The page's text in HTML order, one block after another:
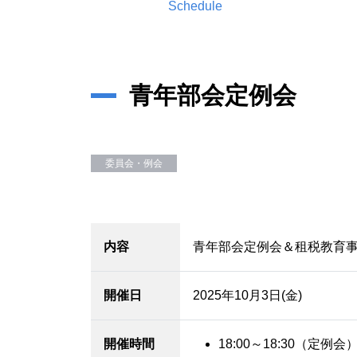
Schedule
青年部会定例会
委員会・例会
内容 青年部会定例会＆租税教育
開催日 2025年10月3日(金)
開催時間
18:00～18:30（定例会）